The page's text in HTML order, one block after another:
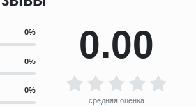
0.00
средняя оценка